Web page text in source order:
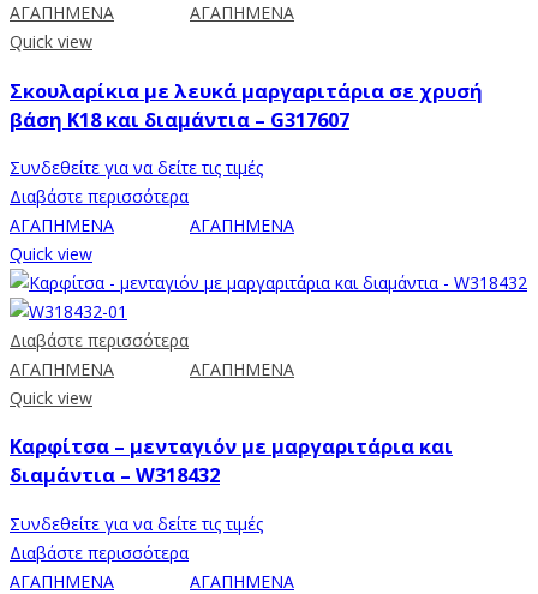
ΑΓΑΠΗΜΕΝΑ
ΑΓΑΠΗΜΕΝΑ
Quick view
Σκουλαρίκια με λευκά μαργαριτάρια σε χρυσή
βάση Κ18 και διαμάντια – G317607
Συνδεθείτε για να δείτε τις τιμές
Διαβάστε περισσότερα
ΑΓΑΠΗΜΕΝΑ
ΑΓΑΠΗΜΕΝΑ
Quick view
Διαβάστε περισσότερα
ΑΓΑΠΗΜΕΝΑ
ΑΓΑΠΗΜΕΝΑ
Quick view
Καρφίτσα – μενταγιόν με μαργαριτάρια και
διαμάντια – W318432
Συνδεθείτε για να δείτε τις τιμές
Διαβάστε περισσότερα
ΑΓΑΠΗΜΕΝΑ
ΑΓΑΠΗΜΕΝΑ